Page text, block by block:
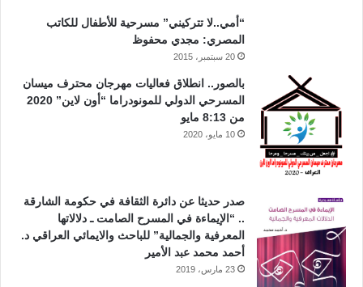
“أمي..لا تتركيني” مسرحية للأطفال للكاتب
المصري: مجدي محفوظ
20 سبتمبر، 2015
بالصور.. انطلاق فعاليات مهرجان محترف ميسان
المسرحي الدولي للمونودراما “أون لاين” 2020
من 8:13 مايو
10 مايو، 2020
صدر حديثا عن دائرة الثقافة في حكومة الشارقة
.. “الإيماءة في المسرح الصامت ـ دلالاتها
المعرفية والجمالية” للباحث والايمائي العراقي د.
أحمد محمد عبد الأمير
23 مارس، 2019